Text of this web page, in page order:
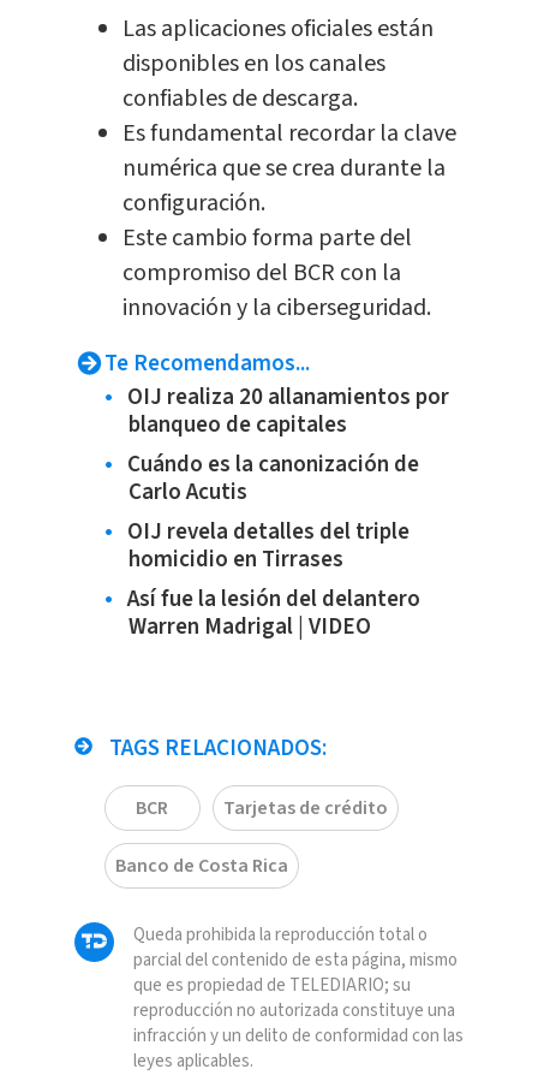
Las aplicaciones oficiales están
disponibles en los canales
confiables de descarga.
Es fundamental recordar la clave
numérica que se crea durante la
configuración.
Este cambio forma parte del
compromiso del BCR con la
innovación y la ciberseguridad.
Te Recomendamos...
OIJ realiza 20 allanamientos por
blanqueo de capitales
Cuándo es la canonización de
Carlo Acutis
OIJ revela detalles del triple
homicidio en Tirrases
Así fue la lesión del delantero
Warren Madrigal | VIDEO
TAGS RELACIONADOS:
BCR Tarjetas de crédito
Banco de Costa Rica
Queda prohibida la reproducción total o
parcial del contenido de esta página, mismo
que es propiedad de TELEDIARIO; su
reproducción no autorizada constituye una
infracción y un delito de conformidad con las
leyes aplicables.